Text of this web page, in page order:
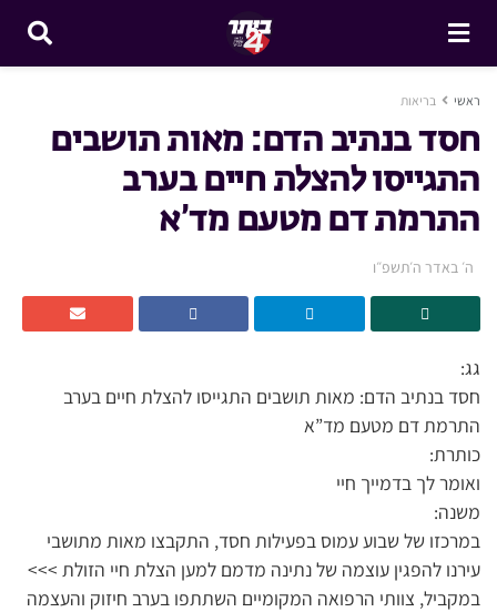
ראשי בריאות
חסד בנתיב הדם: מאות תושבים
התגייסו להצלת חיים בערב
התרמת דם מטעם מד’א
ה׳ באדר ה׳תשפ״ו
גג:
חסד בנתיב הדם: מאות תושבים התגייסו להצלת חיים בערב
התרמת דם מטעם מד”א
כותרת:
ואומר לך בדמייך חיי
משנה:
במרכזו של שבוע עמוס בפעילות חסד, התקבצו מאות מתושבי
עירנו להפגין עוצמה של נתינה מדמם למען הצלת חיי הזולת >>>
במקביל, צוותי הרפואה המקומיים השתתפו בערב חיזוק והעצמה